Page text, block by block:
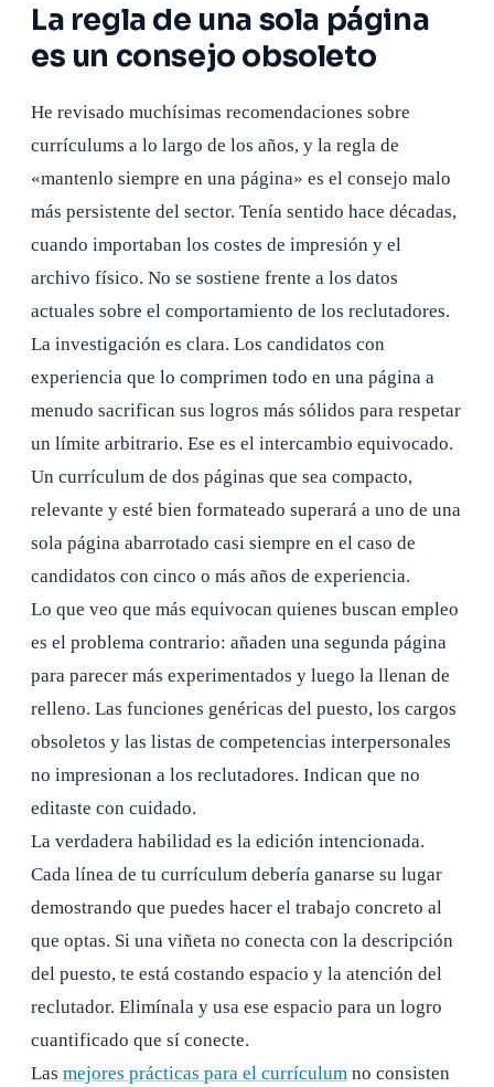
La regla de una sola página
es un consejo obsoleto
He revisado muchísimas recomendaciones sobre
currículums a lo largo de los años, y la regla de
«mantenlo siempre en una página» es el consejo malo
más persistente del sector. Tenía sentido hace décadas,
cuando importaban los costes de impresión y el
archivo físico. No se sostiene frente a los datos
actuales sobre el comportamiento de los reclutadores.
La investigación es clara. Los candidatos con
experiencia que lo comprimen todo en una página a
menudo sacrifican sus logros más sólidos para respetar
un límite arbitrario. Ese es el intercambio equivocado.
Un currículum de dos páginas que sea compacto,
relevante y esté bien formateado superará a uno de una
sola página abarrotado casi siempre en el caso de
candidatos con cinco o más años de experiencia.
Lo que veo que más equivocan quienes buscan empleo
es el problema contrario: añaden una segunda página
para parecer más experimentados y luego la llenan de
relleno. Las funciones genéricas del puesto, los cargos
obsoletos y las listas de competencias interpersonales
no impresionan a los reclutadores. Indican que no
editaste con cuidado.
La verdadera habilidad es la edición intencionada.
Cada línea de tu currículum debería ganarse su lugar
demostrando que puedes hacer el trabajo concreto al
que optas. Si una viñeta no conecta con la descripción
del puesto, te está costando espacio y la atención del
reclutador. Elimínala y usa ese espacio para un logro
cuantificado que sí conecte.
Las mejores prácticas para el currículum no consisten